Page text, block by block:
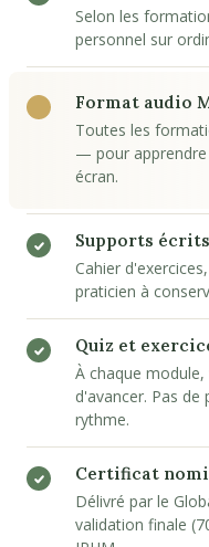
Selon les
personnel sur
Format audio
Toutes les
— pour apprendre
écran.
Supports
Cahier
praticien à
Quiz et
À chaque
d'avancer. Pas
rythme.
Certificat
Délivré par le
validation finale